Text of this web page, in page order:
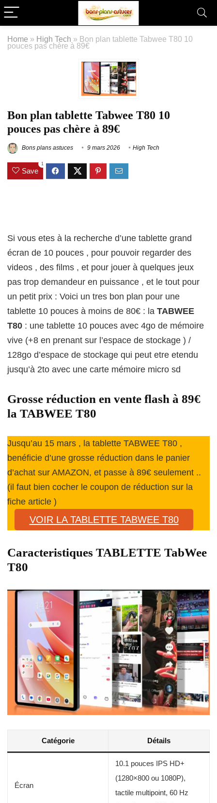
Home » High Tech » Bon plan tablette Tabwee T80 10
pouces pas chère à 89€
Bon plan tablette Tabwee T80 10
pouces pas chère à 89€
Bons plans astuces 9 mars 2026 High Tech
Save
1
Si vous etes à la recherche d’une tablette grand
écran de 10 pouces , pour pouvoir regarder des
videos , des films , et pour jouer à quelques jeux
pas trop demandeur en puissance , et le tout pour
un petit prix : Voici un tres bon plan pour une
tablette 10 pouces à moins de 80€ : la TABWEE
T80 : une tablette 10 pouces avec 4go de mémoire
vive (+8 en prenant sur l’espace de stockage ) /
128go d’espace de stockage qui peut etre etendu
jusqu’à 2to avec une carte mémoire micro sd
Grosse réduction en vente flash à 89€
la TABWEE T80
Jusqu’au 15 mars , la tablette TABWEE T80 ,
benéficie d’une grosse réduction dans le panier
d’achat sur AMAZON, et passe à 89€ seulement ..
(il faut bien cocher le coupon de réduction sur la
fiche article )
VOIR LA TABLETTE TABWEE T80
Caracteristiques TABLETTE TabWee
T80
Catégorie Détails
Écran
10.1 pouces IPS HD+
(1280×800 ou 1080P),
tactile multipoint, 60 Hz